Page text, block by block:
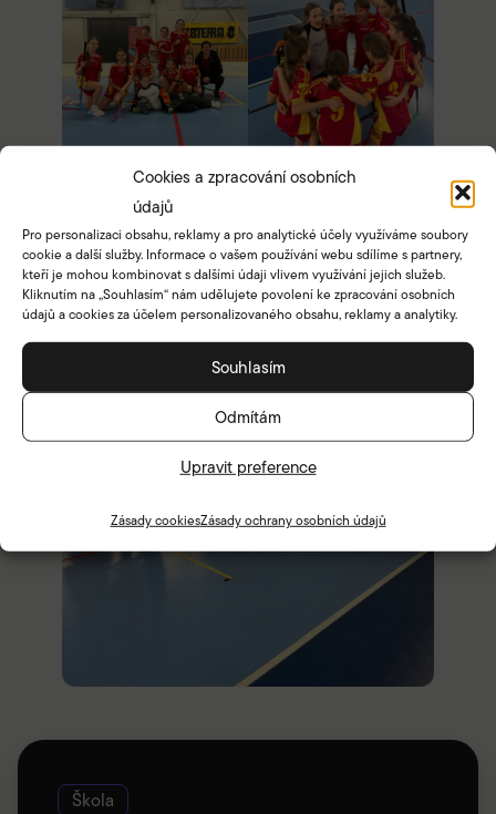
Cookies a zpracování osobních
údajů
Pro personalizaci obsahu, reklamy a pro analytické účely využíváme soubory
cookie a další služby. Informace o vašem používání webu sdílíme s partnery,
kteří je mohou kombinovat s dalšími údaji vlivem využívání jejich služeb.
Kliknutím na „Souhlasím“ nám udělujete povolení ke zpracování osobních
údajů a cookies za účelem personalizovaného obsahu, reklamy a analytiky.
Souhlasím
Odmítám
Upravit preference
Zásady cookiesZásady ochrany osobních údajů
Škola